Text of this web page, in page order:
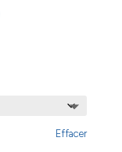
Effacer